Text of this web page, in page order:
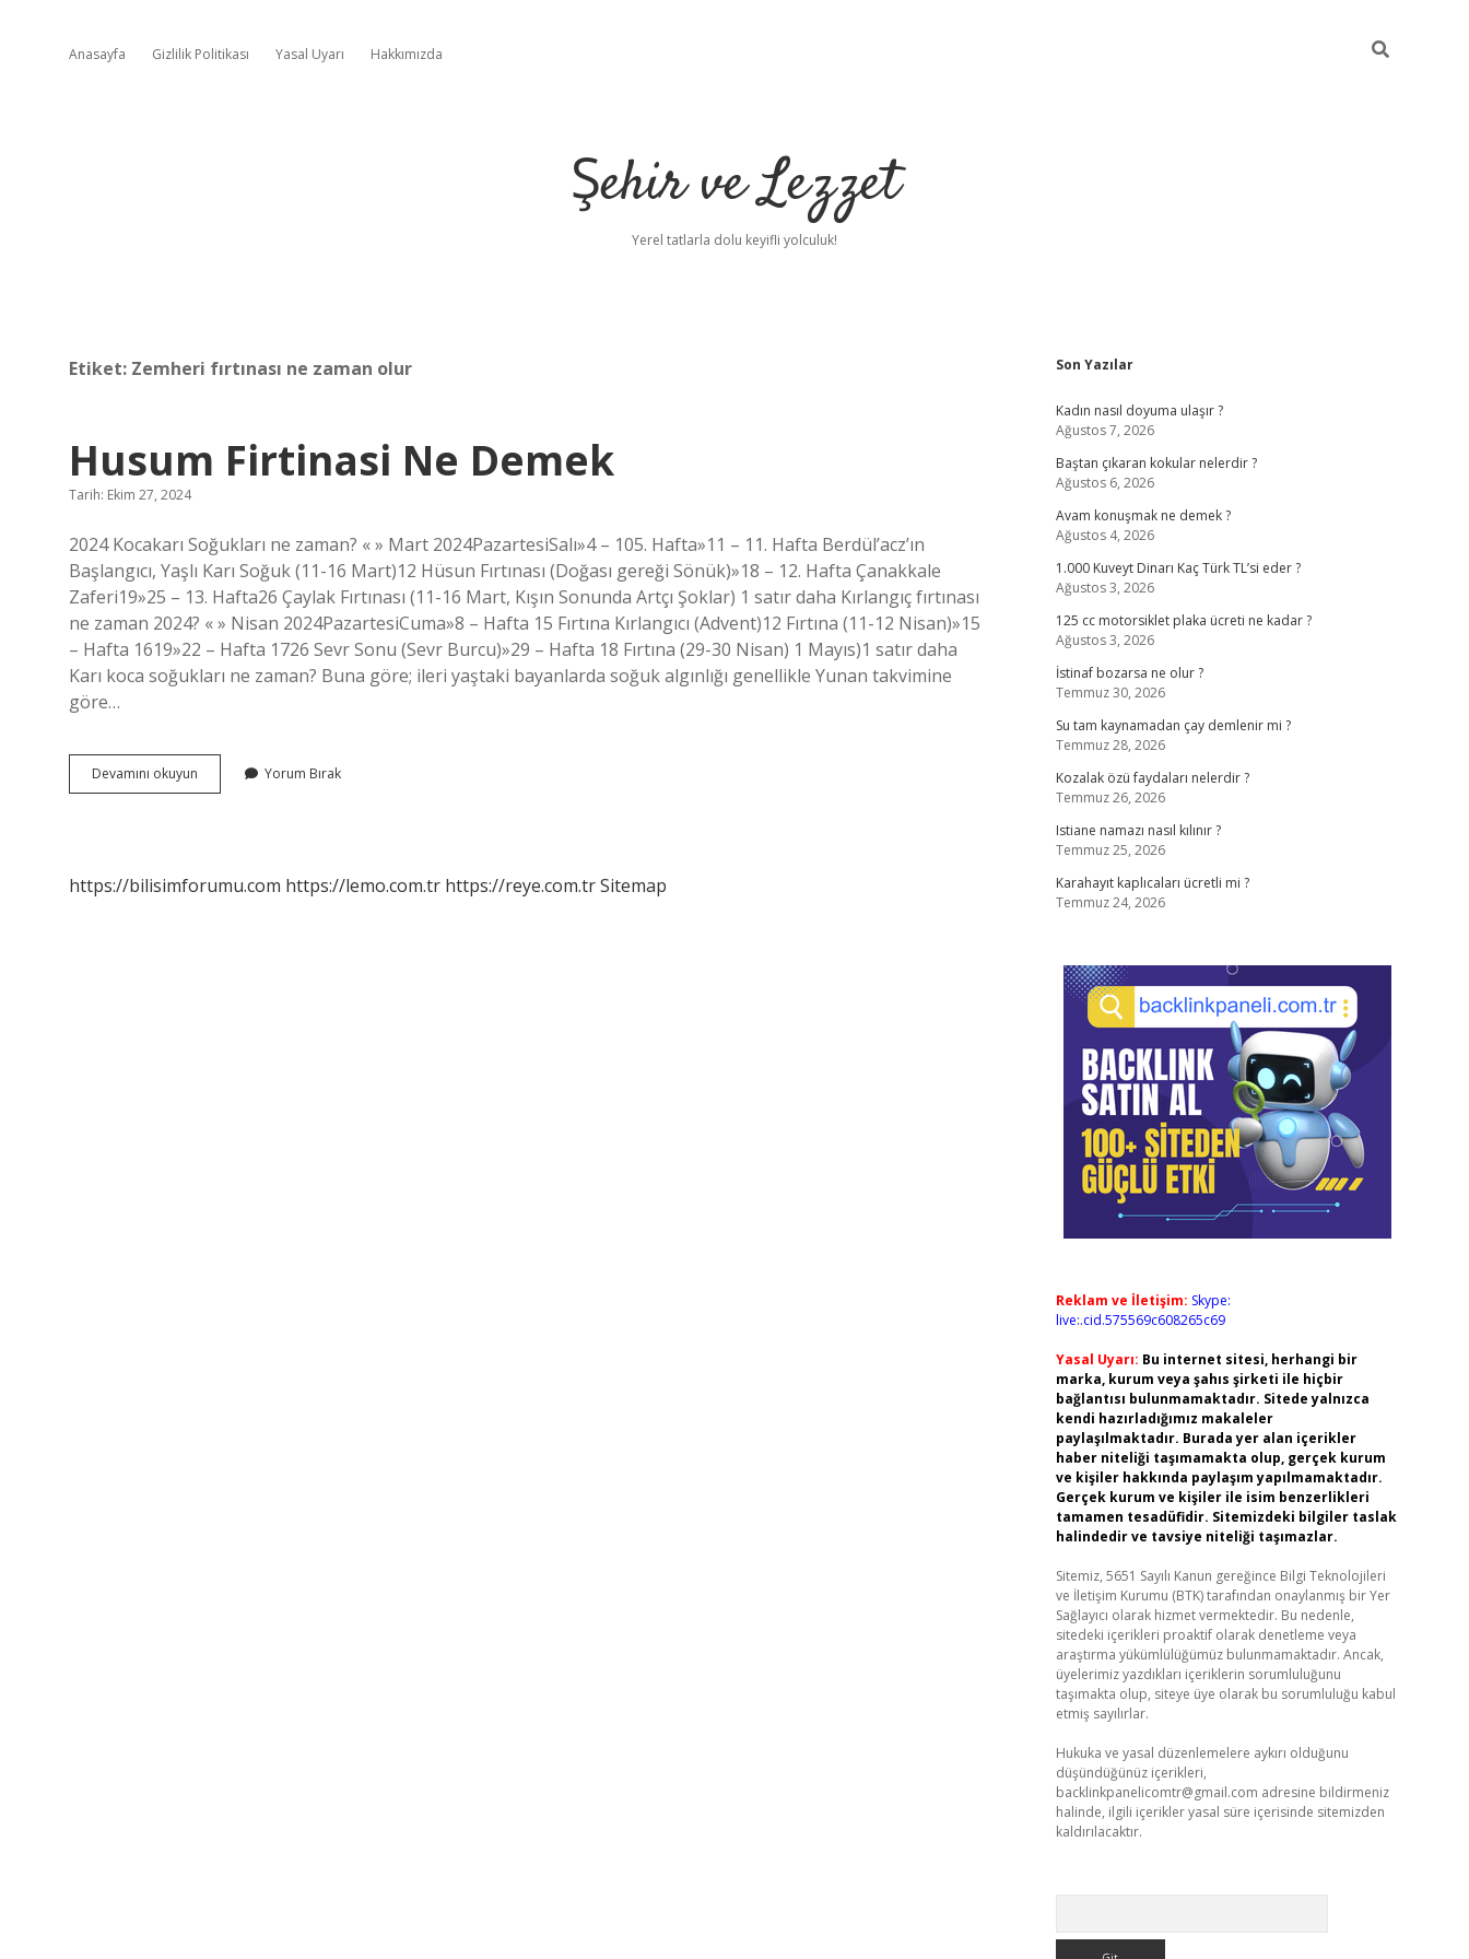
Anasayfa Gizlilik Politikası Yasal Uyarı Hakkımızda
Şehir ve Lezzet
Yerel tatlarla dolu keyifli yolculuk!
Etiket: Zemheri fırtınası ne zaman olur
Husum Firtinasi Ne Demek
Tarih: Ekim 27, 2024
2024 Kocakarı Soğukları ne zaman? « » Mart 2024PazartesiSalı»4 – 105. Hafta»11 – 11. Hafta Berdül’acz’ın
Başlangıcı, Yaşlı Karı Soğuk (11-16 Mart)12 Hüsun Fırtınası (Doğası gereği Sönük)»18 – 12. Hafta Çanakkale
Zaferi19»25 – 13. Hafta26 Çaylak Fırtınası (11-16 Mart, Kışın Sonunda Artçı Şoklar) 1 satır daha Kırlangıç fırtınası
ne zaman 2024? « » Nisan 2024PazartesiCuma»8 – Hafta 15 Fırtına Kırlangıcı (Advent)12 Fırtına (11-12 Nisan)»15
– Hafta 1619»22 – Hafta 1726 Sevr Sonu (Sevr Burcu)»29 – Hafta 18 Fırtına (29-30 Nisan) 1 Mayıs)1 satır daha
Karı koca soğukları ne zaman? Buna göre; ileri yaştaki bayanlarda soğuk algınlığı genellikle Yunan takvimine
göre…
Devamını okuyun
Firtinasi
Yorum Bırak
https://bilisimforumu.com https://lemo.com.tr https://reye.com.trSitemap
Sidebar
Son Yazılar
Kadın nasıl doyuma ulaşır ?
Ağustos 7, 2026
Baştan çıkaran kokular nelerdir ?
Ağustos 6, 2026
Avam konuşmak ne demek ?
Ağustos 4, 2026
1.000 Kuveyt Dinarı Kaç Türk TL’si eder ?
Ağustos 3, 2026
125 cc motorsiklet plaka ücreti ne kadar ?
Ağustos 3, 2026
İstinaf bozarsa ne olur ?
Temmuz 30, 2026
Su tam kaynamadan çay demlenir mi ?
Temmuz 28, 2026
Kozalak özü faydaları nelerdir ?
Temmuz 26, 2026
Istiane namazı nasıl kılınır ?
Temmuz 25, 2026
Karahayıt kaplıcaları ücretli mi ?
Temmuz 24, 2026
Reklam ve İletişim: Skype:
live:.cid.575569c608265c69
Yasal Uyarı: Bu internet sitesi, herhangi bir
marka, kurum veya şahıs şirketi ile hiçbir
bağlantısı bulunmamaktadır. Sitede yalnızca
kendi hazırladığımız makaleler
paylaşılmaktadır. Burada yer alan içerikler
haber niteliği taşımamakta olup, gerçek kurum
ve kişiler hakkında paylaşım yapılmamaktadır.
Gerçek kurum ve kişiler ile isim benzerlikleri
tamamen tesadüfidir. Sitemizdeki bilgiler taslak
halindedir ve tavsiye niteliği taşımazlar.
Sitemiz, 5651 Sayılı Kanun gereğince Bilgi Teknolojileri
ve İletişim Kurumu (BTK) tarafından onaylanmış bir Yer
Sağlayıcı olarak hizmet vermektedir. Bu nedenle,
sitedeki içerikleri proaktif olarak denetleme veya
araştırma yükümlülüğümüz bulunmamaktadır. Ancak,
üyelerimiz yazdıkları içeriklerin sorumluluğunu
taşımakta olup, siteye üye olarak bu sorumluluğu kabul
etmiş sayılırlar.
Hukuka ve yasal düzenlemelere aykırı olduğunu
düşündüğünüz içerikleri,
backlinkpanelicomtr@gmail.com adresine bildirmeniz
halinde, ilgili içerikler yasal süre içerisinde sitemizden
kaldırılacaktır.